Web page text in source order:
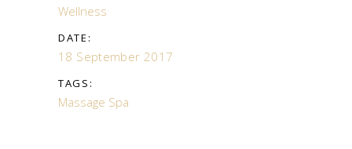
Wellness
DATE:
18 September 2017
TAGS:
Massage Spa